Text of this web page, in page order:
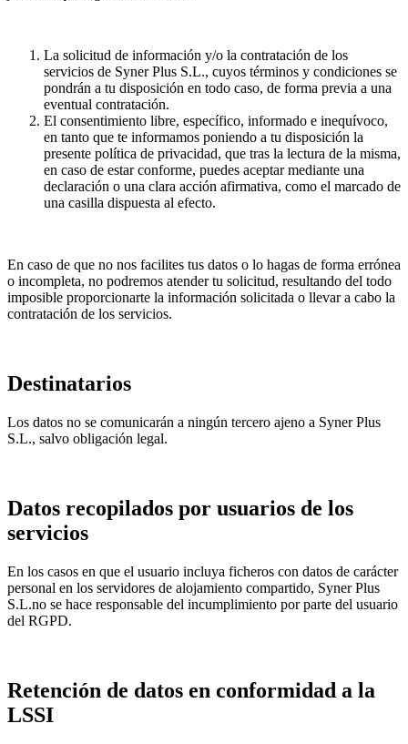
La solicitud de información y/o la contratación de los
servicios de Syner Plus S.L., cuyos términos y condiciones se
pondrán a tu disposición en todo caso, de forma previa a una
eventual contratación.
El consentimiento libre, específico, informado e inequívoco,
en tanto que te informamos poniendo a tu disposición la
presente política de privacidad, que tras la lectura de la misma,
en caso de estar conforme, puedes aceptar mediante una
declaración o una clara acción afirmativa, como el marcado de
una casilla dispuesta al efecto.
En caso de que no nos facilites tus datos o lo hagas de forma errónea
o incompleta, no podremos atender tu solicitud, resultando del todo
imposible proporcionarte la información solicitada o llevar a cabo la
contratación de los servicios.
Destinatarios
Los datos no se comunicarán a ningún tercero ajeno a Syner Plus
S.L., salvo obligación legal.
Datos recopilados por usuarios de los
servicios
En los casos en que el usuario incluya ficheros con datos de carácter
personal en los servidores de alojamiento compartido, Syner Plus
S.L.no se hace responsable del incumplimiento por parte del usuario
del RGPD.
Retención de datos en conformidad a la
LSSI